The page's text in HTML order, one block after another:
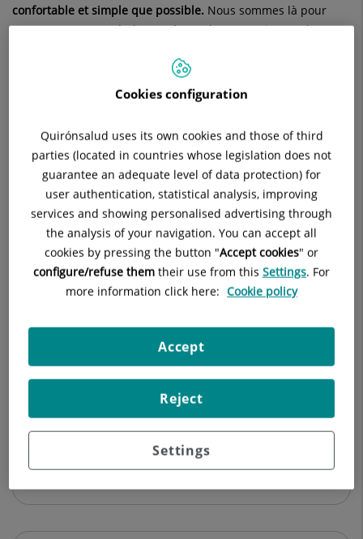
confortable et simple que possible. Nous sommes là pour
vous accompagner à chaque étape de votre prise en charge
Seguridad del Paciente
Parents et amis
Informations pratiques
Cookies configuration
Quirónsalud uses its own cookies and those of third
parties (located in countries whose legislation does not
guarantee an adequate level of data protection) for
user authentication, statistical analysis, improving
services and showing personalised advertising through
the analysis of your navigation. You can accept all
cookies by pressing the button "Accept cookies" or
configure/refuse them their use from this Settings. For
more information click here: Cookie policy
Settings
Reject
Accept